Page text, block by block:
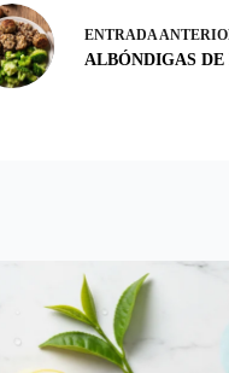
ENTRADA
ALBÓNDIGAS DE